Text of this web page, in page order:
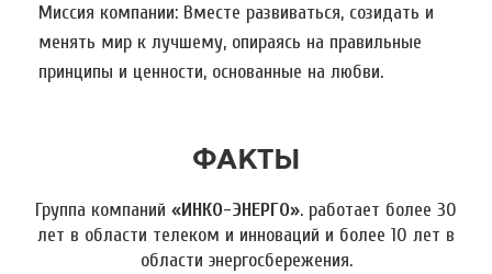
Миссия компании: Вместе развиваться, созидать и
менять мир к лучшему, опираясь на правильные
принципы и ценности, основанные на любви.
ФАКТЫ
Группа компаний «ИНКО-ЭНЕРГО». работает более 30
лет в области телеком и инноваций и более 10 лет в
области энергосбережения.